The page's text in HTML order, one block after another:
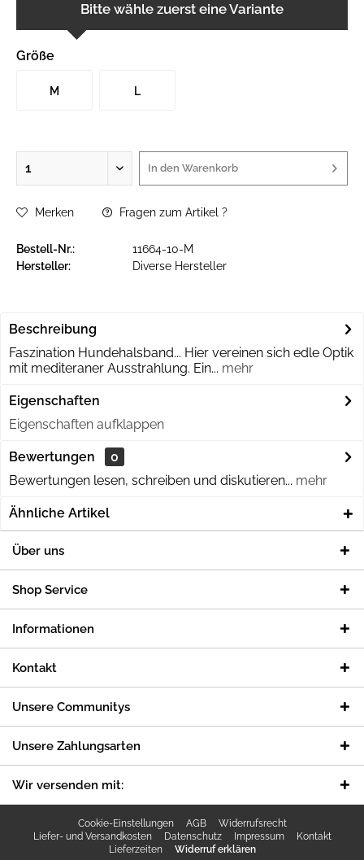
Bitte wähle zuerst eine Variante
Größe
M L
In den Warenkorb
Merken Fragen zum Artikel ?
Bestell-Nr.:
11664-10-M
Hersteller:
Diverse Hersteller
Beschreibung
Faszination Hundehalsband... Hier vereinen sich edle Optik
mit mediteraner Ausstrahlung. Ein... mehr
Eigenschaften
Eigenschaften aufklappen
Bewertungen
0
Bewertungen lesen, schreiben und diskutieren... mehr
Ähnliche Artikel
Über uns
Shop Service
Informationen
Kontakt
Unsere Communitys
Unsere Zahlungsarten
Wir versenden mit:
Cookie-Einstellungen AGB
Widerrufsrecht
Liefer- und Versandkosten
Datenschutz Impressum
Kontakt
Lieferzeiten
Widerruf erklären